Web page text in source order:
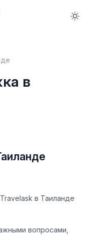
в
в Таиланде
вопросами,